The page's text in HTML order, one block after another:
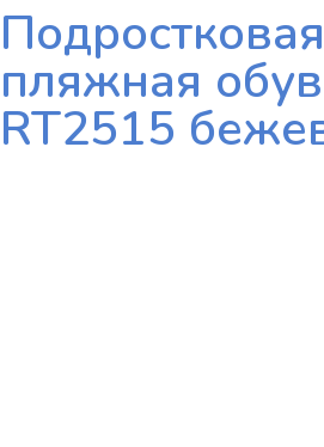
Подростковая
пляжная
RT2515